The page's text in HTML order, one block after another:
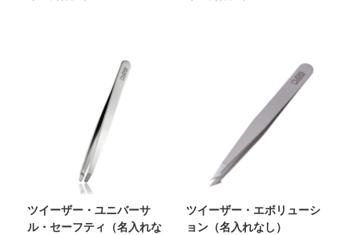
ツイーザー・ユニバーサ
ル・セーフティ（名入れな
ツイーザー・エボリューシ
ョン（名入れなし）